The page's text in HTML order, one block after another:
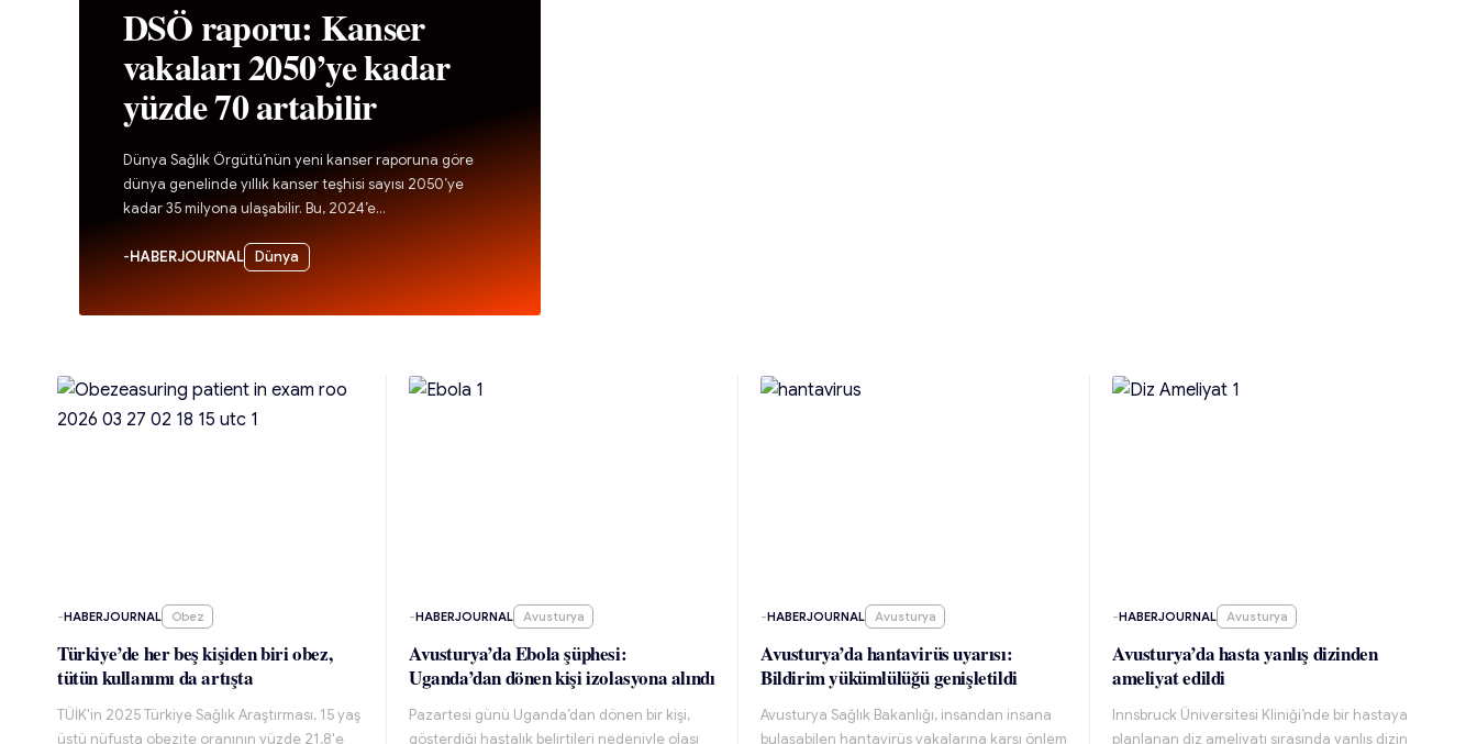
DSÖ raporu: Kanser
vakaları 2050’ye kadar
yüzde 70 artabilir
Dünya Sağlık Örgütü’nün yeni kanser raporuna göre
dünya genelinde yıllık kanser teşhisi sayısı 2050’ye
kadar 35 milyona ulaşabilir. Bu, 2024’e…
-HABERJOURNAL Dünya
-HABERJOURNAL Obez
Türkiye’de her beş kişiden biri obez,
tütün kullanımı da artışta
TÜİK'in 2025 Türkiye Sağlık Araştırması, 15 yaş
üstü nüfusta obezite oranının yüzde 21,8'e
-HABERJOURNAL Avusturya
Avusturya’da Ebola şüphesi:
Uganda’dan dönen kişi izolasyona alındı
Pazartesi günü Uganda’dan dönen bir kişi,
gösterdiği hastalık belirtileri nedeniyle olası
-HABERJOURNAL Avusturya
Avusturya’da hantavirüs uyarısı:
Bildirim yükümlülüğü genişletildi
Avusturya Sağlık Bakanlığı, insandan insana
bulaşabilen hantavirüs vakalarına karşı önlem
-HABERJOURNAL Avusturya
Avusturya’da hasta yanlış dizinden
ameliyat edildi
Innsbruck Üniversitesi Kliniği’nde bir hastaya
planlanan diz ameliyatı sırasında yanlış dizin